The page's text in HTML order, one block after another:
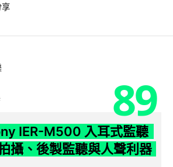
89
IER-M500 入耳式監聽
攝、後製監聽與人聲利器